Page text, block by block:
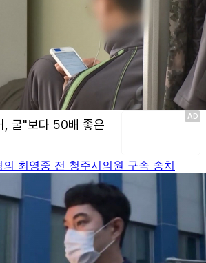
최영중 전 청주시의원 구속 송치